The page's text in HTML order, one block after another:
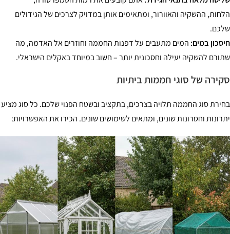
ההשקיה והאוורור, ומתאימים אותן במדויק לצרכים של הגידולים
במים:המים מתעבים על דפנות החממה וחוזרים אל האדמה, מה
להשקיה יעילה וחסכונית יותר – חשוב במיוחד באקלים הישראלי.
של סוגי חממות ביתיות
סוג החממה תלויה בצרכים, בתקציב ובשטח הפנוי שלכם. כל סוג מציע
וחסרונות שונים, ומתאים לשימושים שונים. הכירו את האפשרויות: